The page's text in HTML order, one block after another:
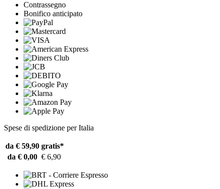
Contrassegno
Bonifico anticipato
Spese di spedizione per Italia
da € 59,90 gratis*
da € 0,00 € 6,90